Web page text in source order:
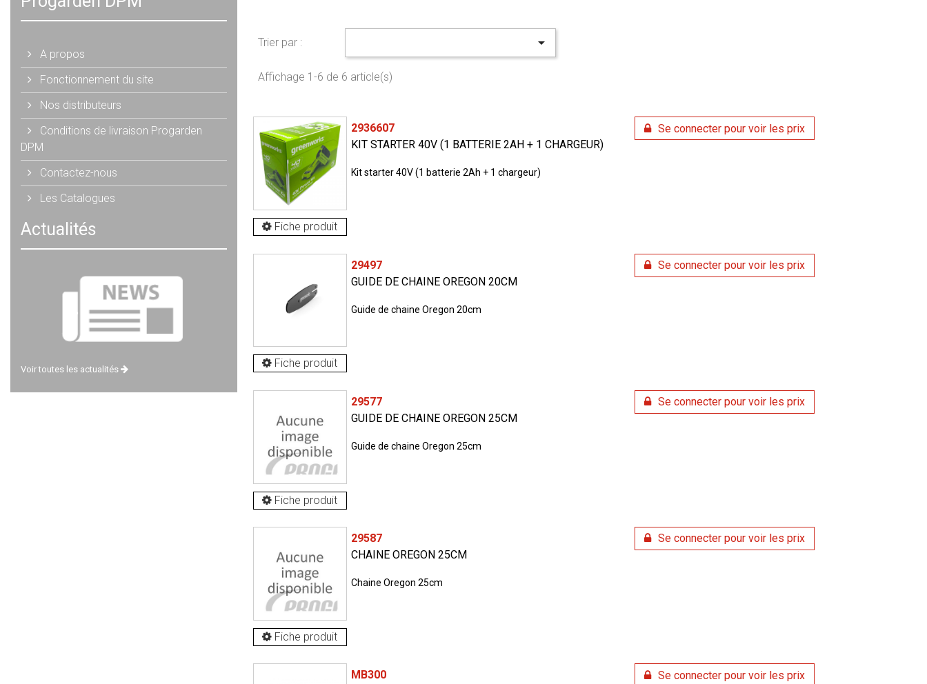
A propos
Fonctionnement du site
Nos distributeurs
Conditions de livraison Progarden
DPM
Contactez-nous
Les Catalogues
Actualités
Voir toutes les actualités
Trier par : 
Affichage 1-6 de 6 article(s)
Fiche produit
2936607
KIT STARTER 40V (1 BATTERIE 2AH + 1 CHARGEUR)
Kit starter 40V (1 batterie 2Ah + 1 chargeur)
Se connecter pour voir les prix
Fiche produit
29497
GUIDE DE CHAINE OREGON 20CM
Guide de chaine Oregon 20cm
Se connecter pour voir les prix
Fiche produit
29577
GUIDE DE CHAINE OREGON 25CM
Guide de chaine Oregon 25cm
Se connecter pour voir les prix
Fiche produit
29587
CHAINE OREGON 25CM
Chaine Oregon 25cm
Se connecter pour voir les prix
MB300
Se connecter pour voir les prix